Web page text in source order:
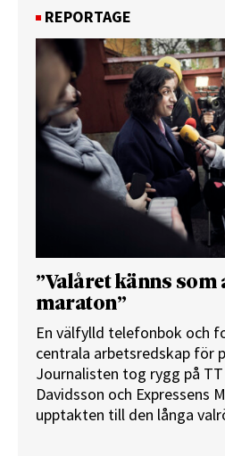
REPORTAGE
”Valåret känns
maraton”
En välfylld telefonbok och
centrala arbetsredskap för
Journalisten tog rygg på
Davidsson och Expressens
upptakten till den långa